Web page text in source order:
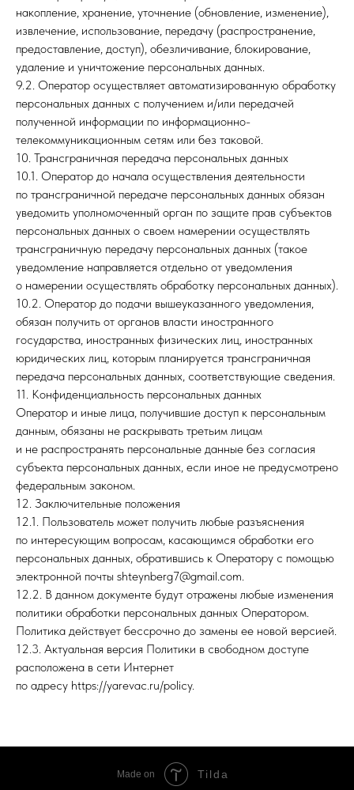
накопление, хранение, уточнение (обновление, изменение),
извлечение, использование, передачу (распространение,
предоставление, доступ), обезличивание, блокирование,
удаление и уничтожение персональных данных.
9.2. Оператор осуществляет автоматизированную обработку
персональных данных с получением и/или передачей
полученной информации по информационно-
телекоммуникационным сетям или без таковой.
10. Трансграничная передача персональных данных
10.1. Оператор до начала осуществления деятельности
по трансграничной передаче персональных данных обязан
уведомить уполномоченный орган по защите прав субъектов
персональных данных о своем намерении осуществлять
трансграничную передачу персональных данных (такое
уведомление направляется отдельно от уведомления
о намерении осуществлять обработку персональных данных).
10.2. Оператор до подачи вышеуказанного уведомления,
обязан получить от органов власти иностранного
государства, иностранных физических лиц, иностранных
юридических лиц, которым планируется трансграничная
передача персональных данных, соответствующие сведения.
11. Конфиденциальность персональных данных
Оператор и иные лица, получившие доступ к персональным
данным, обязаны не раскрывать третьим лицам
и не распространять персональные данные без согласия
субъекта персональных данных, если иное не предусмотрено
федеральным законом.
12. Заключительные положения
12.1. Пользователь может получить любые разъяснения
по интересующим вопросам, касающимся обработки его
персональных данных, обратившись к Оператору с помощью
электронной почты shteynberg7@gmail.com.
12.2. В данном документе будут отражены любые изменения
политики обработки персональных данных Оператором.
Политика действует бессрочно до замены ее новой версией.
12.3. Актуальная версия Политики в свободном доступе
расположена в сети Интернет
по адресу https://yarevac.ru/policy.
Made on Tilda